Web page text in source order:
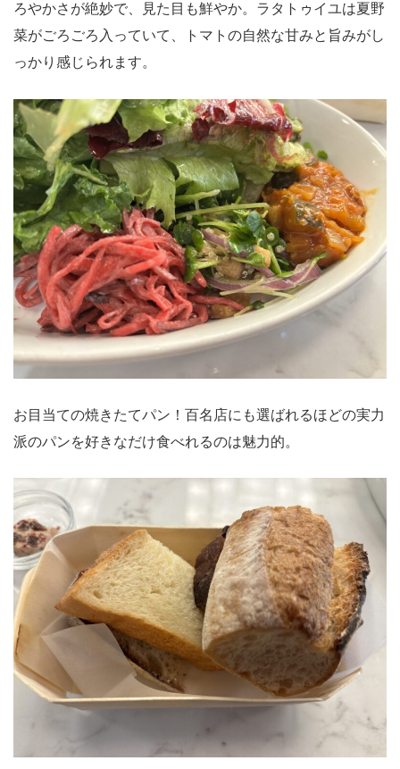
ろやかさが絶妙で、見た目も鮮やか。ラタトゥイユは夏野
菜がごろごろ入っていて、トマトの自然な甘みと旨みがし
っかり感じられます。
お目当ての焼きたてパン！百名店にも選ばれるほどの実力
派のパンを好きなだけ食べれるのは魅力的。